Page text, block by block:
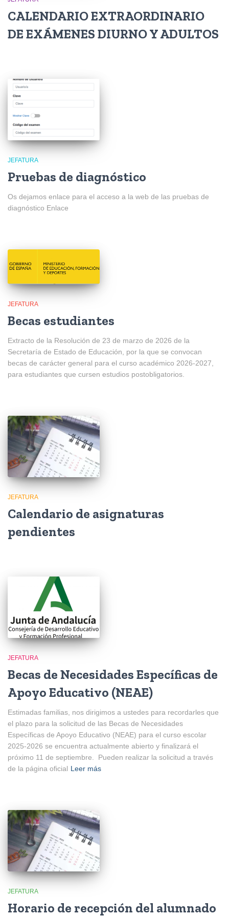
CALENDARIO EXTRAORDINARIO
DE EXÁMENES DIURNO Y ADULTOS
JEFATURA
Pruebas de diagnóstico
Os dejamos enlace para el acceso a la web de las pruebas de
diagnóstico Enlace
JEFATURA
Becas estudiantes
Extracto de la Resolución de 23 de marzo de 2026 de la
Secretaría de Estado de Educación, por la que se convocan
becas de carácter general para el curso académico 2026-2027,
para estudiantes que cursen estudios postobligatorios.
JEFATURA
Calendario de asignaturas
pendientes
JEFATURA
Becas de Necesidades Específicas de
Apoyo Educativo (NEAE)
Estimadas familias, nos dirigimos a ustedes para recordarles que
el plazo para la solicitud de las Becas de Necesidades
Específicas de Apoyo Educativo (NEAE) para el curso escolar
2025-2026 se encuentra actualmente abierto y finalizará el
próximo 11 de septiembre. Pueden realizar la solicitud a través
de la página oficial Leer más
JEFATURA
Horario de recepción del alumnado